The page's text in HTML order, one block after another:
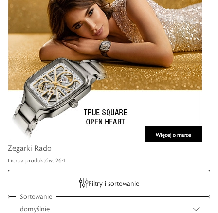
Zegarki Rado
Liczba produktów: 264
Filtry i sortowanie
Sortowanie